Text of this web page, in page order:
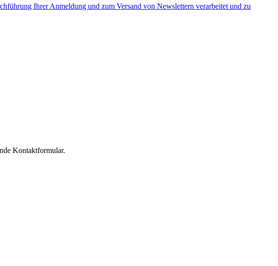
Ihrer Anmeldung und zum Versand von Newslettern verarbeitet und zu
Kontaktformular.